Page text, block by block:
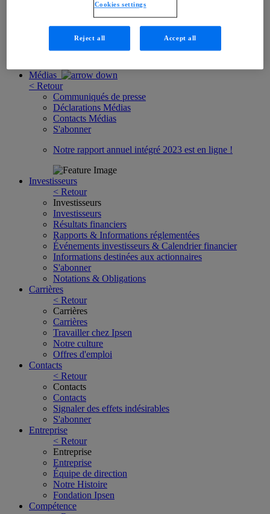
Accueil
Médias
< Retour
Communiqués de presse
Déclarations Médias
Contacts Médias
S'abonner
Notre rapport annuel intégré 2023 est en ligne !
Investisseurs
< Retour
Investisseurs
Investisseurs
Résultats financiers
Rapports & Informations réglementées
Événements investisseurs & Calendrier financier
Informations destinées aux actionnaires
S'abonner
Notations & Obligations
Carrières
< Retour
Carrières
Carrières
Travailler chez Ipsen
Notre culture
Offres d'emploi
Contacts
< Retour
Contacts
Contacts
Signaler des effets indésirables
S'abonner
Entreprise
< Retour
Entreprise
Entreprise
Équipe de direction
Notre Histoire
Fondation Ipsen
Compétence
Cookies settings
Reject all Accept all